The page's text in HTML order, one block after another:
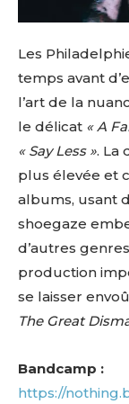
Les
temps avant
l’art de la
le délicat « A
« Say Less ». La
plus élevée et
albums, usant
shoegaze
d’autres
production
se laisser
The Great
Bandcamp :
https://